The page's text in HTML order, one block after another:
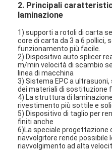
2. Principali
laminazione
1) supporti a rotoli di carta
core di carta da 3 a 6 pollici,
funzionamento più facile.
2) Dispositivo auto splicer
m/min velocità di scambio
linea di macchina
3) Sistema EPC a
dei materiali di sostituzione
4) La struttura di
rivestimento più sottile e
5) Dispositivo di taglio per
finiti anche
6)La speciale progettazione
riavvolgitore rende possibile
riavvolgimento ad alta